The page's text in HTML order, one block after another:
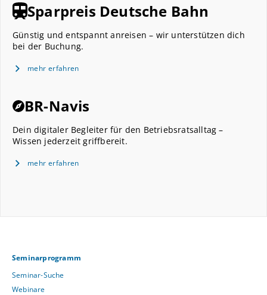
Sparpreis Deutsche Bahn
Günstig und entspannt anreisen – wir unterstützen dich
bei der Buchung.
mehr erfahren
BR-Navis
Dein digitaler Begleiter für den Betriebsratsalltag –
Wissen jederzeit griffbereit.
mehr erfahren
Seminarprogramm
Seminar-Suche
Webinare